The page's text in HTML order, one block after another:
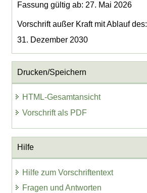
Fassung gültig ab: 27. Mai 2026
Vorschrift außer Kraft mit Ablauf des:
31. Dezember 2030
Drucken/Speichern
HTML-Gesamtansicht
Vorschrift als PDF
Hilfe
Hilfe zum Vorschriftentext
Fragen und Antworten